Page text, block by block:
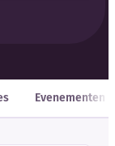
Evenementen